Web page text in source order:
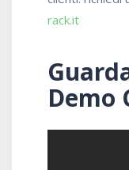
rack.it
Demo